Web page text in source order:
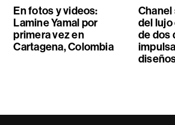
En fotos y videos:
Lamine Yamal por
primera vez en
Cartagena, Colombia
Chanel
del
de dos